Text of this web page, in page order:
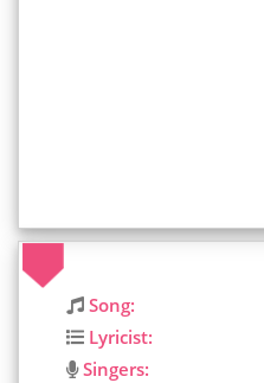
Song:
Lyricist:
Singers: